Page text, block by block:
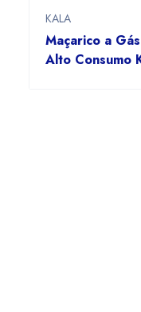
KALA
Maçarico a
Alto Consumo